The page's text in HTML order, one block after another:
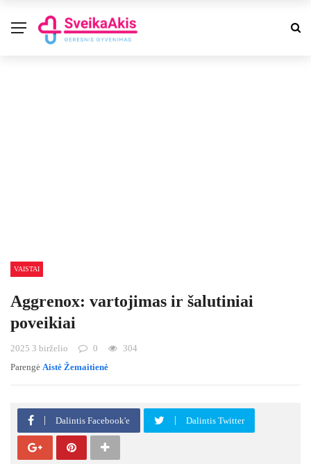
VAISTAI
Aggrenox: vartojimas ir šalutiniai
poveikiai
2025 3 birželio 0
304
Parengė Aistė Žemaitienė
Dalintis Facebook'e Dalintis Twitter